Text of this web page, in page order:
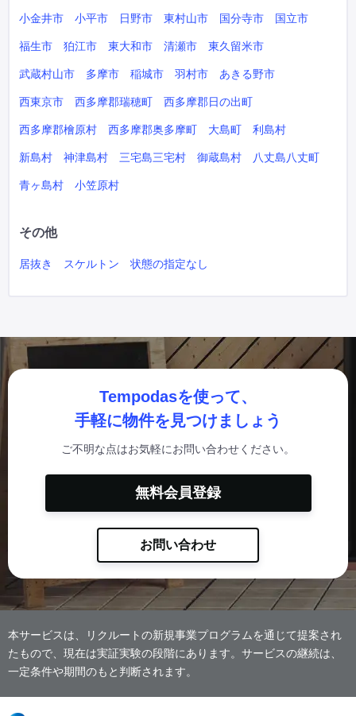
小金井市 小平市 日野市 東村山市 国分寺市 国立市
福生市 狛江市 東大和市 清瀬市 東久留米市
武蔵村山市 多摩市 稲城市 羽村市 あきる野市
西東京市 西多摩郡瑞穂町 西多摩郡日の出町
西多摩郡檜原村 西多摩郡奥多摩町 大島町 利島村
新島村 神津島村 三宅島三宅村 御蔵島村 八丈島八丈町
青ヶ島村 小笠原村
その他
居抜き スケルトン 状態の指定なし
Tempodasを使って、
手軽に物件を見つけましょう
ご不明な点はお気軽にお問い合わせください。
無料会員登録
お問い合わせ
本サービスは、リクルートの新規事業プログラムを通じて提案され
たもので、現在は実証実験の段階にあります。サービスの継続は、
一定条件や期間のもと判断されます。